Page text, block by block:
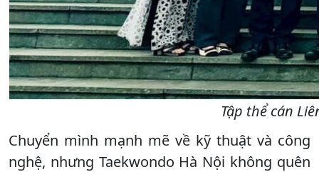
Tập thể cán
Chuyển mình mạnh mẽ về kỹ thuật và công
nghệ, nhưng Taekwondo Hà Nội không quên